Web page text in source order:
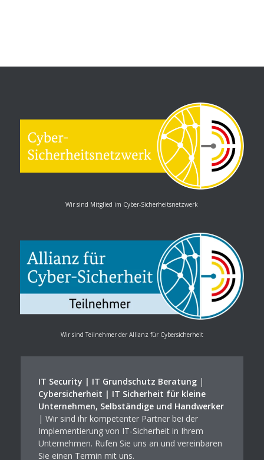
Wir sind Mitglied im Cyber-Sicherheitsnetzwerk
Wir sind Teilnehmer der Allianz für Cybersicherheit
IT Security | IT Grundschutz Beratung|
Cybersicherheit | IT Sicherheit für kleine
Unternehmen, Selbständige und Handwerker
| Wir sind ihr kompetenter Partner bei der
Implementierung von IT-Sicherheit in Ihrem
Unternehmen. Rufen Sie uns an und vereinbaren
Sie einen Termin mit uns.